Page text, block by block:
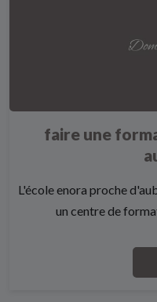
faire une
L'école enora proche
un centre de